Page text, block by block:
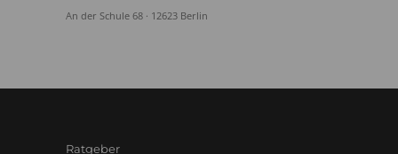
An der Schule 68 · 12623 Berlin
Ratgeber